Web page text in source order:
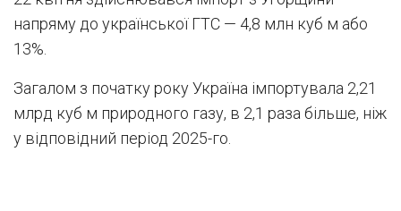
напряму до української ГТС — 4,8 млн куб м або
13%.
Загалом з початку року Україна імпортувала 2,21
млрд куб м природного газу, в 2,1 раза більше, ніж
у відповідний період 2025-го.